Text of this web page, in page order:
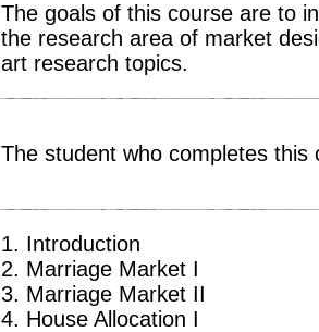
The goals of this course are to
the research area of market
art research topics.
The student who completes
1. Introduction
2. Marriage Market I
3. Marriage Market II
4. House Allocation I